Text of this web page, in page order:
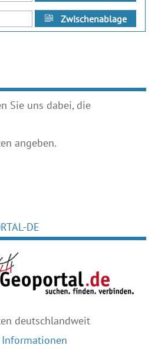
Zwischenablage
Sie uns dabei, die
angeben.
DE
deutschlandweit
Informationen